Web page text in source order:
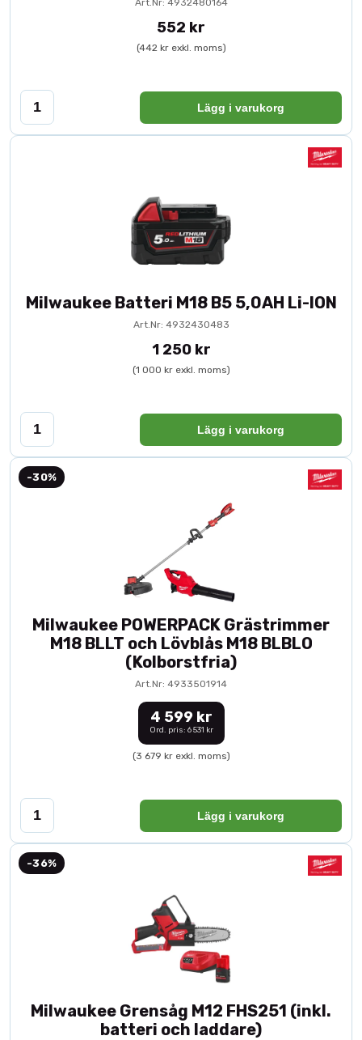
Art.Nr: 4932480164
552 kr
(442 kr exkl. moms)
Lägg i varukorg
Milwaukee Batteri M18 B5 5,0AH Li-ION
Art.Nr: 4932430483
1 250 kr
(1 000 kr exkl. moms)
Lägg i varukorg
-30%
Milwaukee POWERPACK Grästrimmer
M18 BLLT och Lövblås M18 BLBLO
(Kolborstfria)
Art.Nr: 4933501914
4 599 kr
Ord. pris: 6 531 kr
(3 679 kr exkl. moms)
Lägg i varukorg
-36%
Milwaukee Grensåg M12 FHS251 (inkl.
batteri och laddare)